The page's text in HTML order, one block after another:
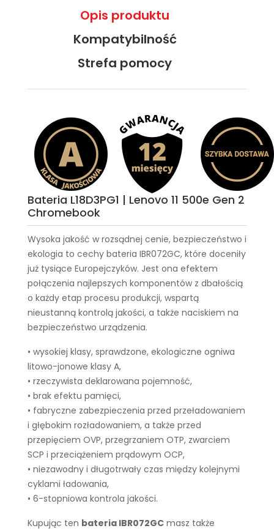
Opis produktu
Kompatybilność
Strefa pomocy
Bateria L18D3PG1 | Lenovo 11 500e Gen 2
Chromebook
Wysoka jakość w rozsądnej cenie, bezpieczeństwo i
ekologia to cechy bateria IBR072GC, które doceniły
już tysiące Europejczyków. Jest ona efektem
połączenia najlepszych komponentów z dbałością
o każdy etap procesu produkcji, wspartą
nieustanną kontrolą jakości, a także naciskiem na
bezpieczeństwo urządzenia.
• wysokiej klasy, sprawdzone, ekologiczne ogniwa
litowo-jonowe klasy A,
• rzeczywista deklarowana pojemność,
• brak efektu pamięci,
• fabryczne zabezpieczenia przed przeładowaniem
i głębokim rozładowaniem, a także przed
przepięciem OVP, przegrzaniem OTP, zwarciem
SCP i przeciążeniem prądowym OCP,
• niezawodny i długotrwały czas między kolejnymi
cyklami ładowania,
• 6-stopniowa kontrola jakości.
Kupując ten bateria IBR072GC masz także